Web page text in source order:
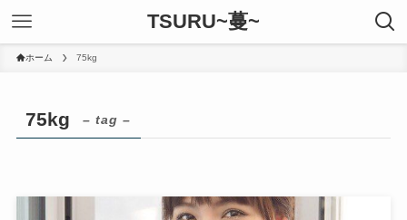
TSURU~蔓~
ホーム 75kg
75kg – tag –